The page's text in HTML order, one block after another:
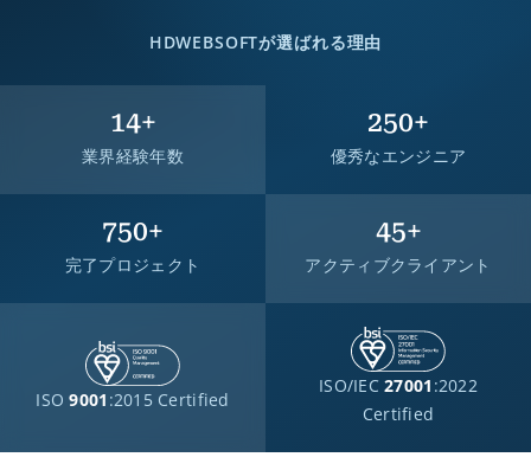
HDWEBSOFTが選ばれる理由
14+
業界経験年数
250+
優秀なエンジニア
750+
完了プロジェクト
45+
アクティブクライアント
ISO9001 :2015 Certified
ISO/IEC27001 :2022
Certified